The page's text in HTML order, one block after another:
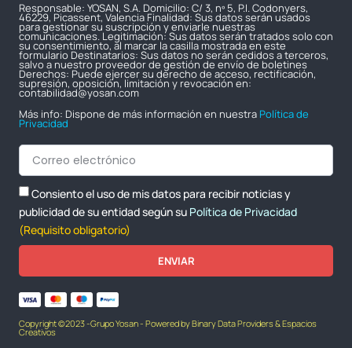
Responsable: YOSAN, S.A. Domicilio: C/ 3, nº 5, P.I. Codonyers,
46229, Picassent, Valencia Finalidad: Sus datos serán usados
para gestionar su suscripción y enviarle nuestras
comunicaciones. Legitimación: Sus datos serán tratados solo con
su consentimiento, al marcar la casilla mostrada en este
formulario Destinatarios: Sus datos no serán cedidos a terceros,
salvo a nuestro proveedor de gestión de envío de boletines
Derechos: Puede ejercer su derecho de acceso, rectificación,
supresión, oposición, limitación y revocación en:
contabilidad@yosan.com
Más info: Dispone de más información en nuestra Política de
Privacidad
Consiento el uso de mis datos para recibir noticias y
publicidad de su entidad según su Política de Privacidad
(Requisito obligatorio)
ENVIAR
Copyright ©2023 -Grupo Yosan - Powered by Binary Data Providers & Espacios
Creativos